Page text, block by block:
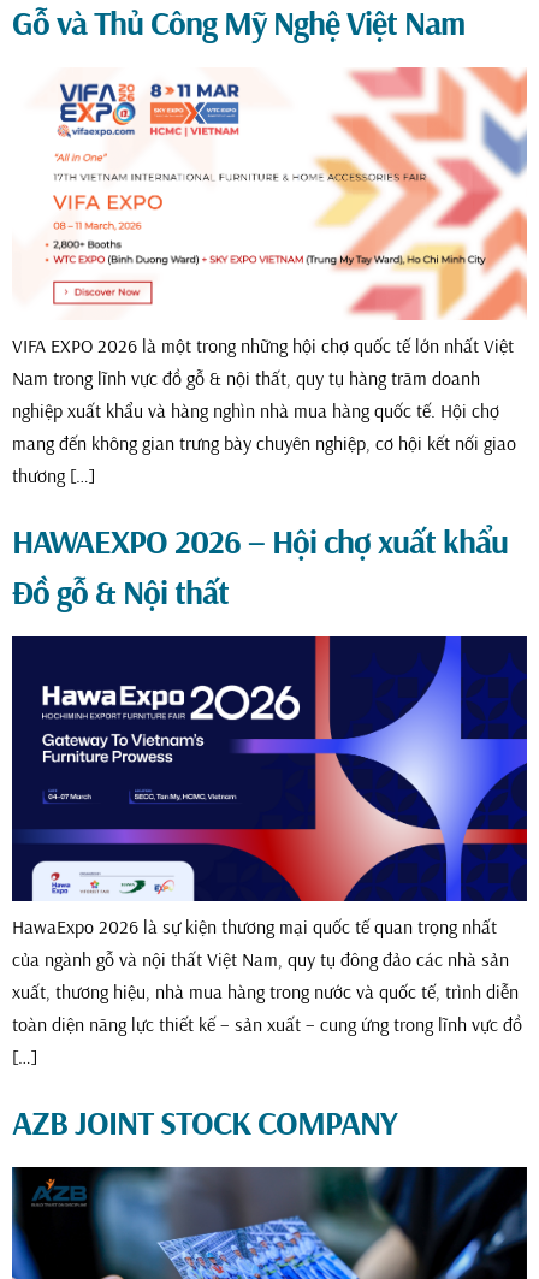
Gỗ và Thủ Công Mỹ Nghệ Việt Nam
VIFA EXPO 2026 là một trong những hội chợ quốc tế lớn nhất Việt
Nam trong lĩnh vực đồ gỗ & nội thất, quy tụ hàng trăm doanh
nghiệp xuất khẩu và hàng nghìn nhà mua hàng quốc tế. Hội chợ
mang đến không gian trưng bày chuyên nghiệp, cơ hội kết nối giao
thương […]
HAWAEXPO 2026 – Hội chợ xuất khẩu
Đồ gỗ & Nội thất
HawaExpo 2026 là sự kiện thương mại quốc tế quan trọng nhất
của ngành gỗ và nội thất Việt Nam, quy tụ đông đảo các nhà sản
xuất, thương hiệu, nhà mua hàng trong nước và quốc tế, trình diễn
toàn diện năng lực thiết kế – sản xuất – cung ứng trong lĩnh vực đồ
[…]
AZB JOINT STOCK COMPANY